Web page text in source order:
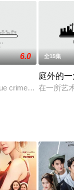
尼,皮拉维·塔奇沙
6.0
crime obsessives
全15集
庭外的
在一所艺